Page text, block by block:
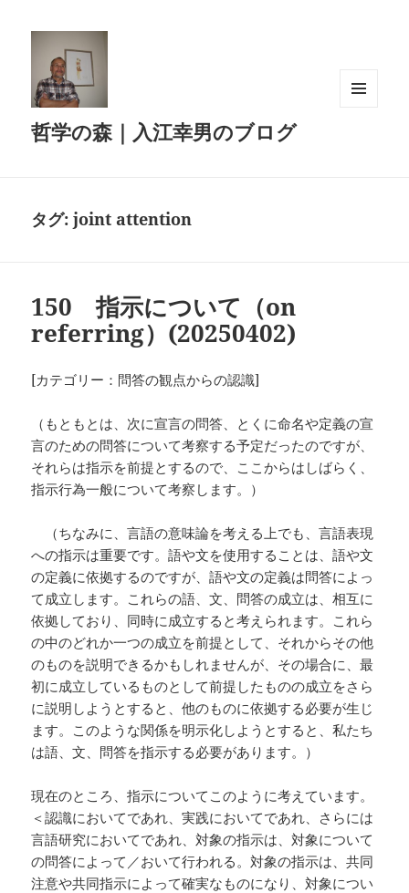
哲学の森｜入江幸男のブログ
タグ:joint attention
150 指示について（on
referring）(20250402)
[カテゴリー：問答の観点からの認識]
（もともとは、次に宣言の問答、とくに命名や定義の宣
言のための問答について考察する予定だったのですが、
それらは指示を前提とするので、ここからはしばらく、
指示行為一般について考察します。）
（ちなみに、言語の意味論を考える上でも、言語表現
への指示は重要です。語や文を使用することは、語や文
の定義に依拠するのですが、語や文の定義は問答によっ
て成立します。これらの語、文、問答の成立は、相互に
依拠しており、同時に成立すると考えられます。これら
の中のどれか一つの成立を前提として、それからその他
のものを説明できるかもしれませんが、その場合に、最
初に成立しているものとして前提したものの成立をさら
に説明しようとすると、他のものに依拠する必要が生じ
ます。このような関係を明示化しようとすると、私たち
は語、文、問答を指示する必要があります。）
現在のところ、指示についてこのように考えています。
＜認識においてであれ、実践においてであれ、さらには
言語研究においてであれ、対象の指示は、対象について
の問答によって／おいて行われる。対象の指示は、共同
注意や共同指示によって確実なものになり、対象につい